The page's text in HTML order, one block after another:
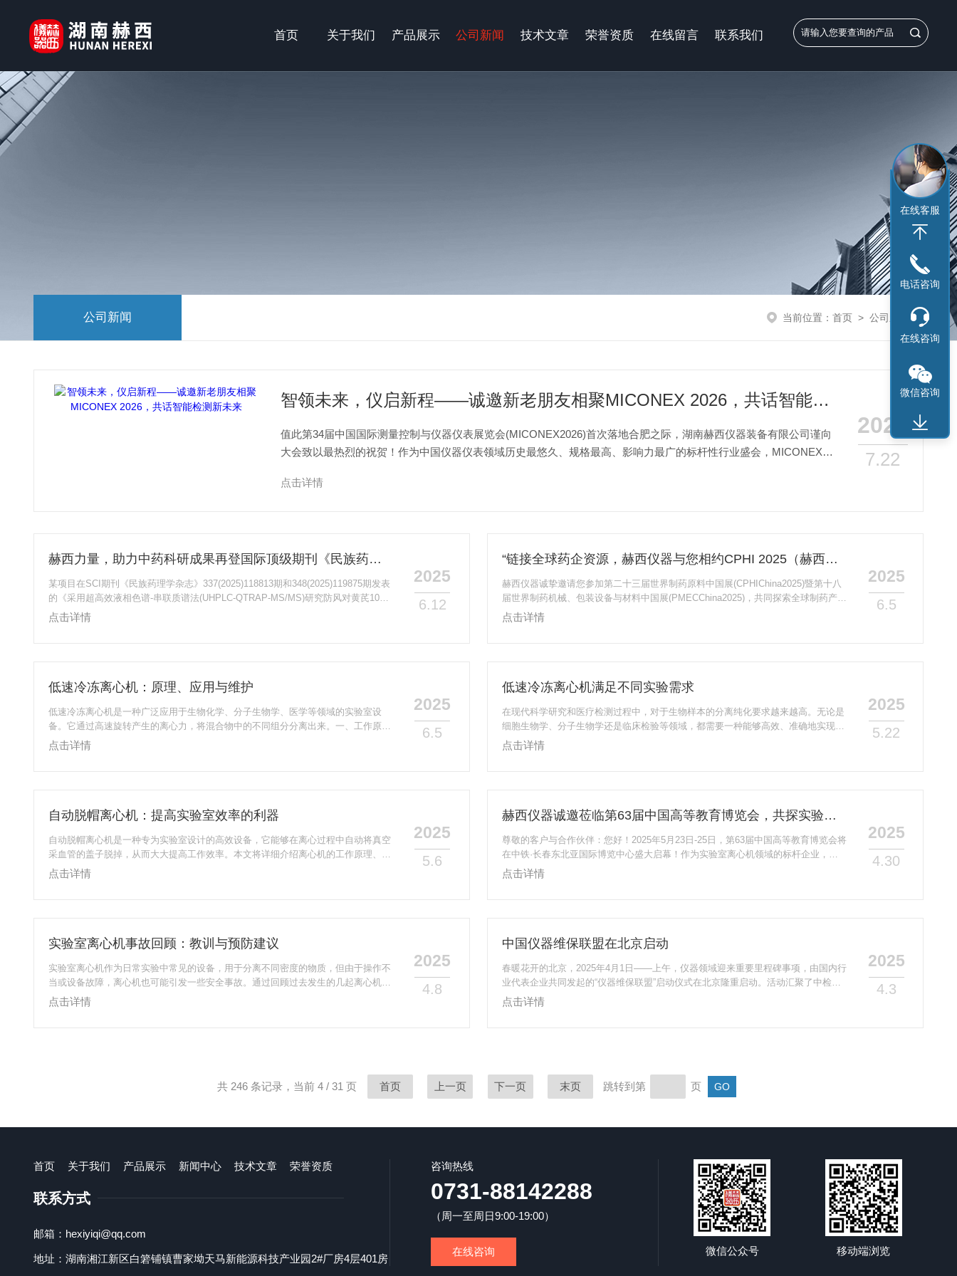
首页 关于我们 产品展示 公司新闻 技术文章 荣誉资质 在线留言 联系我们
公司新闻 当前位置： 首页> 公司新闻
智领未来，仪启新程——诚邀新老朋友相聚MICONEX 2026，共话智能检测新未来
值此第34届中国国际测量控制与仪器仪表展览会(MICONEX2026)首次落地合肥之际，湖南赫西仪器装备有限公司谨向
大会致以最热烈的祝贺！作为中国仪器仪表领域历史最悠久、规格最高、影响力最广的标杆性行业盛会，MICONEX四
点击详情
2026
7.22
赫西力量，助力中药科研成果再登国际顶级期刊《民族药理学杂志》！
某项目在SCI期刊《民族药理学杂志》337(2025)118813期和348(2025)119875期发表
的《采用超高效液相色谱-串联质谱法(UHPLC-QTRAP-MS/MS)研究防风对黄芪10种
生物活性成分在大鼠体内药代动力学特征的影响》、《中药现象学药代动力学：一项
关于赤芍与黄芪-防风药对的验证性研究》中，赫西真空离心浓缩仪被选为样品前处
点击详情
2025
6.12
“链接全球药企资源，赫西仪器与您相约CPHI 2025（赫西仪器诚挚邀请您参加第二十三届世界制药原料中国展）
赫西仪器诚挚邀请您参加第二十三届世界制药原料中国展(CPHIChina2025)暨第十八
届世界制药机械、包装设备与材料中国展(PMECChina2025)，共同探索全球制药产业
前沿技术与市场机遇。作为引领中国医药产业走向世界的“名片”，“第二十三届世界制
药原料中国展(CPHIChina2025)”将携手“第十八届世界制药机械、包装设备与材料中
点击详情
2025
6.5
低速冷冻离心机：原理、应用与维护
低速冷冻离心机是一种广泛应用于生物化学、分子生物学、医学等领域的实验室设
备。它通过高速旋转产生的离心力，将混合物中的不同组分分离出来。一、工作原理
离心机的工作原理基于离心力的作用。当离心机的转子高速旋转时，会产生*的离心
力，使得混合物中的颗粒克服扩散作用，沿径向向外移动并沉降。冷冻离心机的转速
点击详情
2025
6.5
低速冷冻离心机满足不同实验需求
在现代科学研究和医疗检测过程中，对于生物样本的分离纯化要求越来越高。无论是
细胞生物学、分子生物学还是临床检验等领域，都需要一种能够高效、准确地实现样
品分层分离的设备——低速冷冻离心机。它不仅能在低温环境下保持样品活性，还能
通过精确控制转速来满足不同实验需求，是实验室的重要工具。一、什么是低速冷冻
点击详情
2025
5.22
自动脱帽离心机：提高实验室效率的利器
自动脱帽离心机是一种专为实验室设计的高效设备，它能够在离心过程中自动将真空
采血管的盖子脱掉，从而大大提高工作效率。本文将详细介绍离心机的工作原理、应
用领域、优缺点以及注意事项，帮助读者全面了解这一设备。一、工作原理基于离心
力的作用。将真空采血管放入脱帽吊篮后，管子底部存在的空隙给管、帽分离提供了
点击详情
2025
5.6
赫西仪器诚邀莅临第63届中国高等教育博览会，共探实验室设备创新未来！展位号：B2F62
尊敬的客户与合作伙伴：您好！2025年5月23日-25日，第63届中国高等教育博览会将
在中铁·长春东北亚国际博览中心盛大启幕！作为实验室离心机领域的标杆企业，湖
南赫西仪器装备有限公司(展位号：B2F62)诚挚邀请您莅临展位，共同探索高教科研
设备的前沿技术与创新解决方案！展会亮点抢先看新品首发：赫西仪器将携多款自主
点击详情
2025
4.30
实验室离心机事故回顾：教训与预防建议
实验室离心机作为日常实验中常见的设备，用于分离不同密度的物质，但由于操作不
当或设备故障，离心机也可能引发一些安全事故。通过回顾过去发生的几起离心机事
故，我们可以总结出一些教训，并提出预防建议，帮助实验室人员减少事故发生的风
险。一、典型事故回顾1.转速过高引发的爆炸在某实验室中，一名实验人员在使用离
点击详情
2025
4.8
中国仪器维保联盟在北京启动
春暖花开的北京，2025年4月1日——上午，仪器领域迎来重要里程碑事项，由国内行
业代表企业共同发起的“仪器维保联盟”启动仪式在北京隆重启动。活动汇聚了中检计
量，中石化，清华研究院，宝石花医药科技，苏州依利特，湖南赫西仪器的代表，围
绕科学仪器维保技术创新与全球化服务展开深入探讨，共同擘画行业高质量发展蓝
点击详情
2025
4.3
共 246 条记录，当前 4 / 31 页 首页 上一页 下一页 末页 跳转到第 页
首页 关于我们 产品展示 新闻中心 技术文章 荣誉资质
联系方式
邮箱：hexiyiqi@qq.com
地址：湖南湘江新区白箬铺镇曹家坳天马新能源科技产业园2#厂房4层401房
咨询热线
0731-88142288
（周一至周日9:00-19:00）
在线咨询 微信公众号 移动端浏览
在线客服
电话咨询
在线咨询
微信咨询